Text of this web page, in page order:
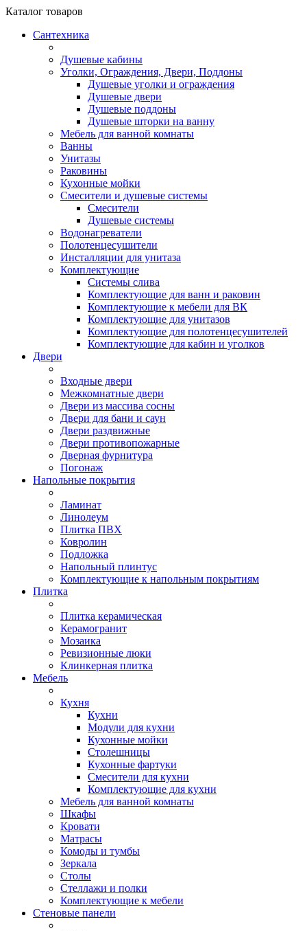
Каталог товаров
Сантехника
Душевые кабины
Уголки, Ограждения, Двери, Поддоны
Душевые уголки и ограждения
Душевые двери
Душевые поддоны
Душевые шторки на ванну
Мебель для ванной комнаты
Ванны
Унитазы
Раковины
Кухонные мойки
Смесители и душевые системы
Смесители
Душевые системы
Водонагреватели
Полотенцесушители
Инсталляции для унитаза
Комплектующие
Системы слива
Комплектующие для ванн и раковин
Комплектующие к мебели для ВК
Комплектующие для унитазов
Комплектующие для полотенцесушителей
Комплектующие для кабин и уголков
Двери
Входные двери
Межкомнатные двери
Двери из массива сосны
Двери для бани и саун
Двери раздвижные
Двери противопожарные
Дверная фурнитура
Погонаж
Напольные покрытия
Ламинат
Линолеум
Плитка ПВХ
Ковролин
Подложка
Напольный плинтус
Комплектующие к напольным покрытиям
Плитка
Плитка керамическая
Керамогранит
Мозаика
Ревизионные люки
Клинкерная плитка
Мебель
Кухня
Кухни
Модули для кухни
Кухонные мойки
Столешницы
Кухонные фартуки
Смесители для кухни
Комплектующие для кухни
Мебель для ванной комнаты
Шкафы
Кровати
Матрасы
Комоды и тумбы
Зеркала
Столы
Стеллажи и полки
Комплектующие к мебели
Стеновые панели